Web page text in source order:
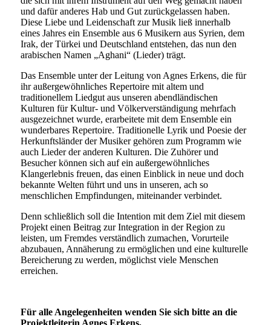
und dafür anderes Hab und Gut zurückgelassen haben.
Diese Liebe und Leidenschaft zur Musik ließ innerhalb
eines Jahres ein Ensemble aus 6 Musikern aus Syrien, dem
Irak, der Türkei und Deutschland entstehen, das nun den
arabischen Namen „Aghani“ (Lieder) trägt.
Das Ensemble unter der Leitung von Agnes Erkens, die für
ihr außergewöhnliches Repertoire mit altem und
traditionellem Liedgut aus unseren abendländischen
Kulturen für Kultur- und Völkerverständigung mehrfach
ausgezeichnet wurde, erarbeitete mit dem Ensemble ein
wunderbares Repertoire. Traditionelle Lyrik und Poesie der
Herkunftsländer der Musiker gehören zum Programm wie
auch Lieder der anderen Kulturen. Die Zuhörer und
Besucher können sich auf ein außergewöhnliches
Klangerlebnis freuen, das einen Einblick in neue und doch
bekannte Welten führt und uns in unseren, ach so
menschlichen Empfindungen, miteinander verbindet.
Denn schließlich soll die Intention mit dem Ziel mit diesem
Projekt einen Beitrag zur Integration in der Region zu
leisten, um Fremdes verständlich zumachen, Vorurteile
abzubauen, Annäherung zu ermöglichen und eine kulturelle
Bereicherung zu werden, möglichst viele Menschen
erreichen.
Für alle Angelegenheiten wenden Sie sich bitte an die